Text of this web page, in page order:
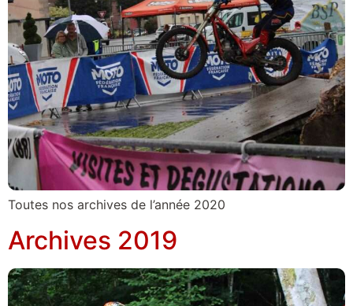
Toutes nos archives de l’année 2020
Archives 2019